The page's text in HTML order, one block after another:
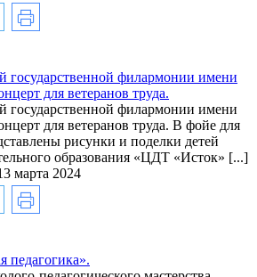
государственной филармонии имени
для ветеранов труда.
государственной филармонии имени
для ветеранов труда. В фойе для
рисунки и поделки детей
образования «ЦДТ «Исток» [...]
марта 2024
педагогика».